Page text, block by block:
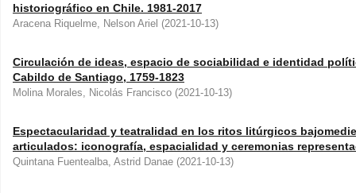
historiográfico en Chile. 1981-2017
Aracena Riquelme, Nelson Ariel (2021-10-13)
Circulación de ideas, espacio de sociabilidad e identidad
Cabildo de Santiago, 1759-1823
Molina Morales, Nicolás Francisco (2021-10-13)
Espectacularidad y teatralidad en los ritos litúrgicos
articulados: iconografía, espacialidad y ceremonias
Quintana Fuentealba, Astrid Danae (2021-10-13)